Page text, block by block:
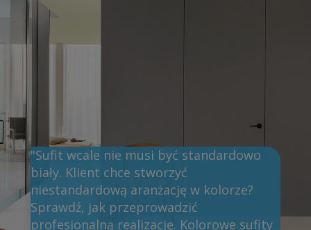
"Sufit wcale nie musi być standardowo
biały. Klient chce stworzyć
niestandardową aranżację w kolorze?
Sprawdź, jak przeprowadzić
profesjonalną realizację. Kolorowe sufity